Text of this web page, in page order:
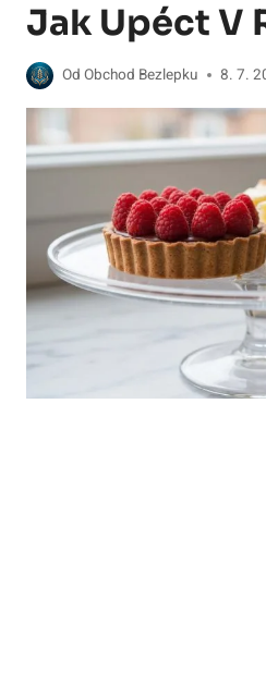
Jak Upéct V
Od Obchod Bezlepku 8. 7.